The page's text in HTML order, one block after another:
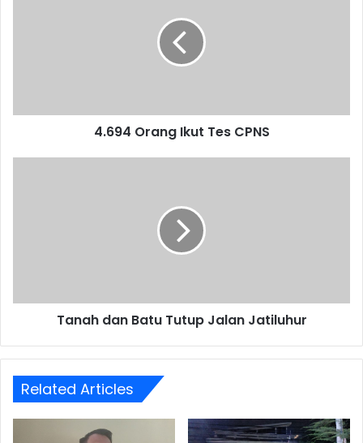
4.694 Orang Ikut Tes CPNS
Tanah dan Batu Tutup Jalan Jatiluhur
Related Articles